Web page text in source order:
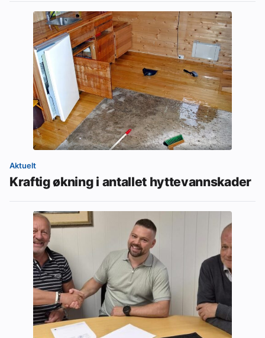
Aktuelt
Kraftig økning i antallet hyttevannskader